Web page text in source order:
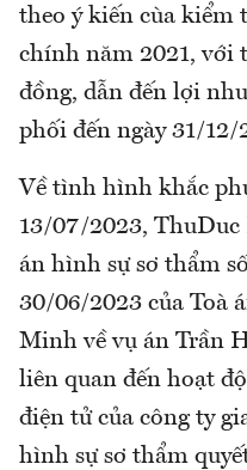
theo ý kiến cùa kiểm
chính năm 2021, với
đồng, dẫn đến lợi
phối đến ngày 31/12/
Về tình hình khắc
13/07/2023, ThuDuc
án hình sự sơ thẩm
30/06/2023 của Toà
Minh về vụ án Trần
liên quan đến hoạt
điện tử của công ty
hình sự sơ thẩm